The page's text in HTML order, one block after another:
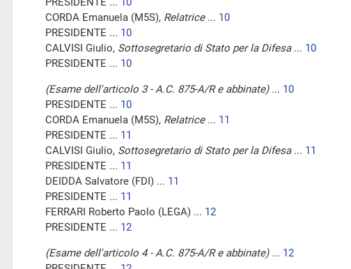
CORDA Emanuela (M5S), Relatrice... 10
PRESIDENTE ... 10
CALVISI Giulio, Sottosegretario di Stato per la Difesa... 10
PRESIDENTE ... 10
(Esame dell'articolo 3 - A.C. 875-A/R e abbinate)... 10
PRESIDENTE ... 10
CORDA Emanuela (M5S), Relatrice... 11
PRESIDENTE ... 11
CALVISI Giulio, Sottosegretario di Stato per la Difesa... 11
PRESIDENTE ... 11
DEIDDA Salvatore (FDI) ... 11
PRESIDENTE ... 11
FERRARI Roberto Paolo (LEGA) ... 12
PRESIDENTE ... 12
(Esame dell'articolo 4 - A.C. 875-A/R e abbinate)... 12